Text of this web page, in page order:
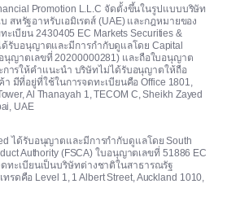
Promotion L.L.C จัดตั้งขึ้นในรูปแบบบริษัท
สหรัฐอาหรับเอมิเรตส์ (UAE) และกฎหมายของ
ะเบียน 2430405 EC Markets Securities &
ด้รับอนุญาตและมีการกำกับดูแลโดย Capital
อนุญาตเลขที่ 20200000281) และถือใบอนุญาต
การให้คำแนะนำ บริษัทไม่ได้รับอนุญาตให้ถือ
า มีที่อยู่ที่ใช้ในการจดทะเบียนคือ Office 1801,
Al Thanayah 1, TECOM C, Sheikh Zayed
UAE
ได้รับอนุญาตและมีการกำกับดูแลโดย South
Authority (FSCA) ใบอนุญาตเลขที่ 51886 EC
ดทะเบียนเป็นบริษัทต่างชาติในสาธารณรัฐ
รดคือ Level 1, 1 Albert Street, Auckland 1010,